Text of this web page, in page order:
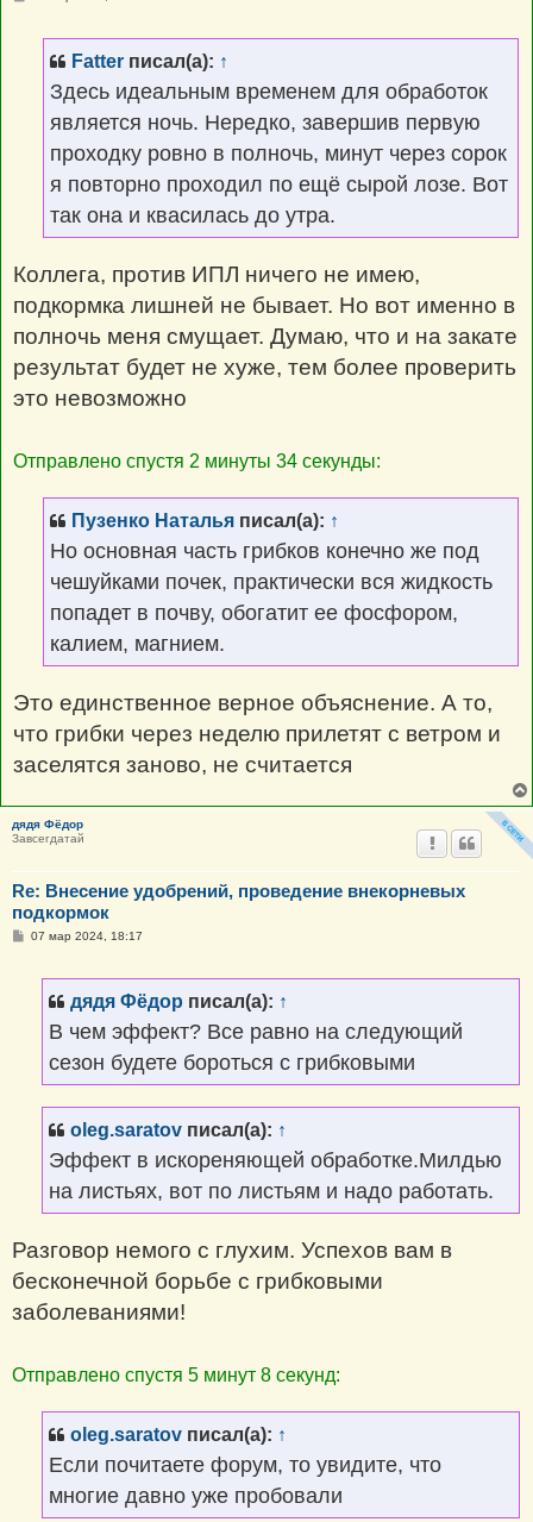
Fatter писал(а): ↑
Здесь идеальным временем для обработок
является ночь. Нередко, завершив первую
проходку ровно в полночь, минут через сорок
я повторно проходил по ещё сырой лозе. Вот
так она и квасилась до утра.
Коллега, против ИПЛ ничего не имею,
подкормка лишней не бывает. Но вот именно в
полночь меня смущает. Думаю, что и на закате
результат будет не хуже, тем более проверить
это невозможно
Отправлено спустя 2 минуты 34 секунды:
Пузенко Наталья писал(а): ↑
Но основная часть грибков конечно же под
чешуйками почек, практически вся жидкость
попадет в почву, обогатит ее фосфором,
калием, магнием.
Это единственное верное объяснение. А то,
что грибки через неделю прилетят с ветром и
заселятся заново, не считается
дядя Фёдор
Завсегдатай
Re: Внесение удобрений, проведение внекорневых
подкормок
С07 мар 2024, 18:17
дядя Фёдор писал(а): ↑
В чем эффект? Все равно на следующий
сезон будете бороться с грибковыми
oleg.saratov писал(а): ↑
Эффект в искореняющей обработке.Милдью
на листьях, вот по листьям и надо работать.
Разговор немого с глухим. Успехов вам в
бесконечной борьбе с грибковыми
заболеваниями!
Отправлено спустя 5 минут 8 секунд:
oleg.saratov писал(а): ↑
Если почитаете форум, то увидите, что
многие давно уже пробовали